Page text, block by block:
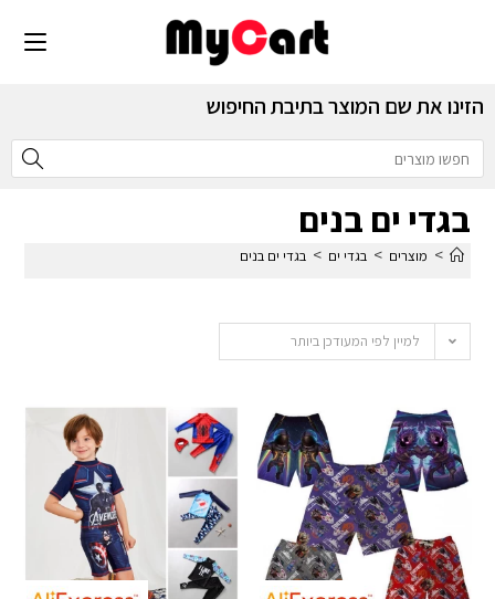
הזינו את שם המוצר בתיבת החיפוש
בגדי ים בנים
> מוצרים > בגדי ים > בגדי ים בנים
למיין לפי המעודכן ביותר